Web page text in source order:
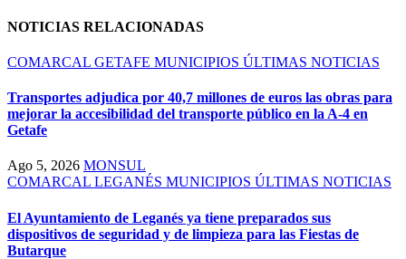
NOTICIAS RELACIONADAS
COMARCAL GETAFE MUNICIPIOS ÚLTIMAS NOTICIAS
Transportes adjudica por 40,7 millones de euros las obras para
mejorar la accesibilidad del transporte público en la A-4 en
Getafe
Ago 5, 2026 MONSUL
COMARCAL LEGANÉS MUNICIPIOS ÚLTIMAS NOTICIAS
El Ayuntamiento de Leganés ya tiene preparados sus
dispositivos de seguridad y de limpieza para las Fiestas de
Butarque